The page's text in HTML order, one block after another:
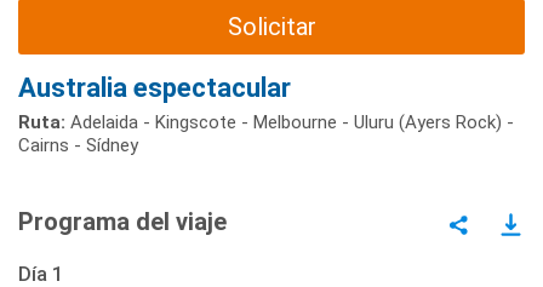
Solicitar
Australia espectacular
Ruta: Adelaida - Kingscote - Melbourne - Uluru (Ayers Rock) -
Cairns - Sídney
Programa del viaje
Día 1